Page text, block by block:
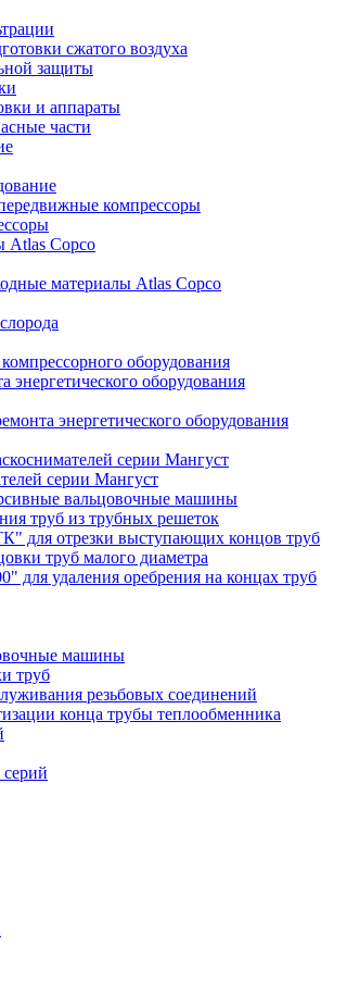
сжатого воздуха
защиты
и аппараты
части
компрессоры
Atlas Copco
материалы Atlas Copco
оборудования
энергетического оборудования
энергетического оборудования
серии Мангуст
серии Мангуст
вальцовочные машины
труб из трубных решеток
для отрезки выступающих концов труб
труб малого диаметра
удаления оребрения на концах труб
машины
труб
резьбовых соединений
конца трубы теплообменника